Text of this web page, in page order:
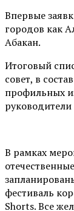
Впервые
городов как
Абакан.
Итоговый
совет, в
профильных
В рамках
фестиваль
Shorts. Все